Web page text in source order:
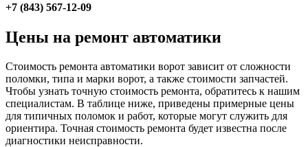
+7 (843) 567-12-09
Цены на ремонт автоматики
Стоимость ремонта автоматики ворот зависит от сложности
поломки, типа и марки ворот, а также стоимости запчастей.
Чтобы узнать точную стоимость ремонта, обратитесь к нашим
специалистам. В таблице ниже, приведены примерные цены
для типичных поломок и работ, которые могут служить для
ориентира. Точная стоимость ремонта будет известна после
диагностики неисправности.